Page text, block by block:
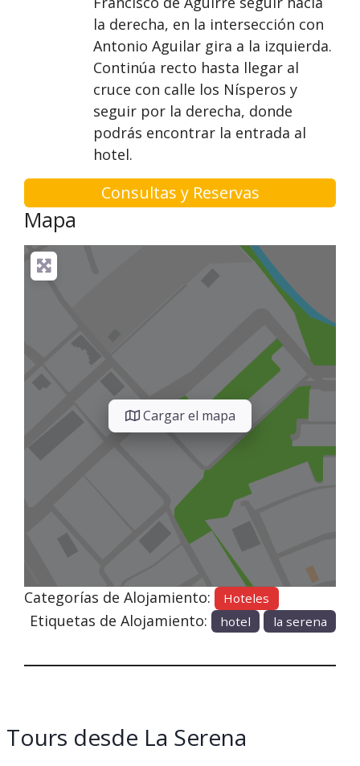
la derecha, en la intersección con
Antonio Aguilar gira a la izquierda.
Continúa recto hasta llegar al
cruce con calle los Nísperos y
seguir por la derecha, donde
podrás encontrar la entrada al
hotel.
Consultas y Reservas
Mapa
Cargar el mapa
Categorías de Alojamiento: Hoteles
Etiquetas de Alojamiento: hotel la serena
Tours desde La Serena